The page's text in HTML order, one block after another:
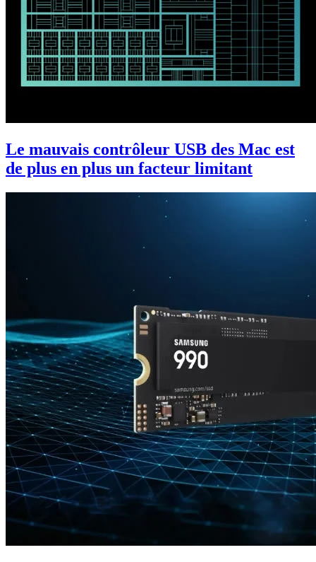
Le mauvais contrôleur USB des Mac est
de plus en plus un facteur limitant